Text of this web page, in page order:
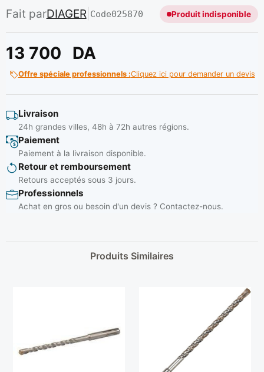
Fait parDIAGER| Code025870 Produit indisponible
13 700 DA
Offre spéciale professionnels :Cliquez ici pour demander un devis
Livraison
24h grandes villes, 48h à 72h autres régions.
Paiement
Paiement à la livraison disponible.
Retour et remboursement
Retours acceptés sous 3 jours.
Professionnels
Achat en gros ou besoin d'un devis ? Contactez-nous.
Produits Similaires